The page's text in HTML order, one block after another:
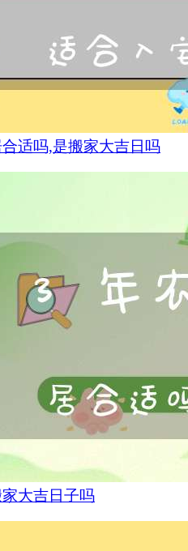
适吗,是搬家大吉日吗
大吉日子吗